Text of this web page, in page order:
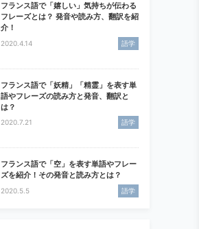
フランス語で「嬉しい」気持ちが伝わる
フレーズとは？ 発音や読み方、翻訳を紹
介！
2020.4.14 語学
フランス語で「妖精」「精霊」を表す単
語やフレーズの読み方と発音、翻訳と
は？
2020.7.21 語学
フランス語で「空」を表す単語やフレー
ズを紹介！その発音と読み方とは？
2020.5.5 語学